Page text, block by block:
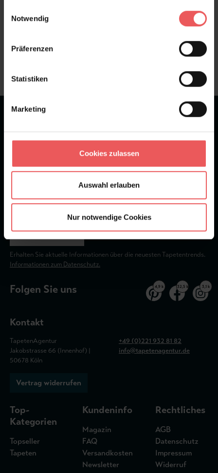
Notwendig
Präferenzen
Statistiken
Marketing
Cookies zulassen
Auswahl erlauben
Nur notwendige Cookies
Frage stellen
Newsletter
Abonnieren
Erhalten Sie aktuelle Informationen über die neuesten Tapetentrends.
Informationen zum Datenschutz.
Folgen Sie uns 4,9 k 32,5 k 3,1 k
Kontakt
TapetenAgentur
Jakobstrasse 66 (Innenhof) |
50678 Köln
+49 (0)221 932 81 82
info@tapetenagentur.de
Vertrag widerrufen
Top-
Kategorien
Topseller
Tapeten
Kundeninfo
Magazin
FAQ
Versandkosten
Newsletter
Rechtliches
AGB
Datenschutz
Impressum
Widerruf